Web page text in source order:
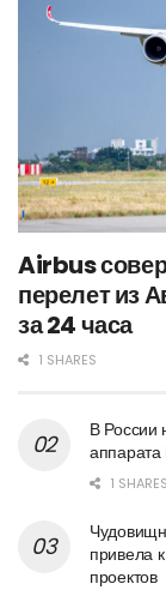
Airbus
перелет из
за 24 часа
1 SHARES
В России
1 SHARES
привела
проектов